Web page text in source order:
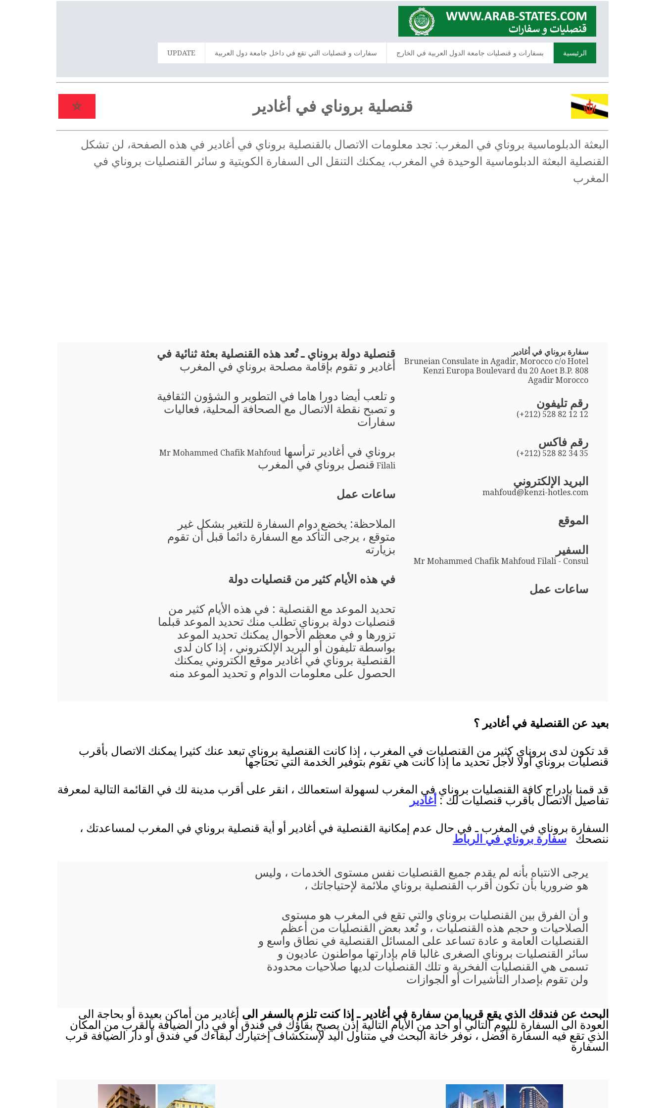
الرئيسية بسفارات و قنصليات جامعة الدول العربية في الخارج سفارات و قنصليات التي تقع في داخل جامعة دول العربية UPDATE
قنصلية بروناي في أغادير
البعثة الدبلوماسية بروناي في المغرب: تجد معلومات الاتصال بالقنصلية بروناي في أغادير في هذه الصفحة، لن تشكل
القنصلية البعثة الدبلوماسية الوحيدة في المغرب، يمكنك التنقل الى السفارة الكويتية و سائر القنصليات بروناي في
المغرب
سفارة بروناي في أغادير
Bruneian Consulate in Agadir, Morocco c/o Hotel
Kenzi Europa Boulevard du 20 Aoet B.P. 808
Agadir Morocco
رقم تليفون
(+212) 528 82 12 12
رقم فاكس
(+212) 528 82 34 35
البريد الإلكتروني
mahfoud@kenzi-hotles.com
الموقع
السفير
Mr Mohammed Chafik Mahfoud Filali - Consul
ساعات عمل
قنصلية دولة بروناي ـ تُعد هذه القنصلية بعثة ثنائية في
أغادير و تقوم بإقامة مصلحة بروناي في المغرب
و تلعب أيضا دورا هاما في التطوير و الشؤون الثقافية
و تصبح نقطة الاتصال مع الصحافة المحلية، فعاليات
سفارات
بروناي في أغادير ترأسها Mr Mohammed Chafik Mahfoud
Filali قنصل بروناي في المغرب
ساعات عمل
الملاحظة: يخضع دوام السفارة للتغير بشكل غير
متوقع ، يرجى التأكد مع السفارة دائما قبل أن تقوم
بزيارته
في هذه الأيام كثير من قنصليات دولة
تحديد الموعد مع القنصلية : في هذه الأيام كثير من
قنصليات دولة بروناي تطلب منك تحديد الموعد قبلما
تزورها و في معظم الأحوال يمكنك تحديد الموعد
بواسطة تليفون أو البريد الإلكتروني ، إذا كان لدى
القنصلية بروناي في أغادير موقع الكتروني يمكنك
الحصول على معلومات الدوام و تحديد الموعد منه
بعيد عن القنصلية في أغادير ؟
قد تكون لدى بروناي كثير من القنصليات في المغرب ، إذا كانت القنصلية بروناي تبعد عنك كثيرا يمكنك الاتصال بأقرب
قنصليات بروناي أولا لأجل تحديد ما إذا كانت هي تقوم بتوفير الخدمة التي تحتاجها
قد قمنا بإدراج كافة القنصليات بروناي في المغرب لسهولة استعمالك ، انقر على أقرب مدينة لك في القائمة التالية لمعرفة
تفاصيل الاتصال بأقرب قنصليات لك : أغادير
السفارة بروناي في المغرب ـ في حال عدم إمكانية القنصلية في أغادير أو أية قنصلية بروناي في المغرب لمساعدتك ،
ننصحكسفارة بروناي في الرباط
يرجى الانتباه بأنه لم يقدم جميع القنصليات نفس مستوى الخدمات ، وليس
هو ضروريا بأن تكون أقرب القنصلية بروناي ملائمة لإحتياجاتك ،
و أن الفرق بين القنصليات بروناي والتي تقع في المغرب هو مستوى
الصلاحيات و حجم هذه القنصليات ، و تُعد بعض القنصليات من أعظم
القنصليات العامة و عادة تساعد على المسائل القنصلية في نطاق واسع و
سائر القنصليات بروناي الصغرى غالبا قام بإدارتها مواطنون عاديون و
تسمى هي القنصليات الفخرية و تلك القنصليات لديها صلاحيات محدودة
ولن تقوم بإصدار التأشيرات أو الجوازات
البحث عن فندقك الذي يقع قريبا من سفارة في أغادير ـ إذا كنت تلزم بالسفر الى أغادير من أماكن بعيدة أو بحاجة الى
العودة الى السفارة لليوم التالي أو احد من الأيام التالية إذن يصبح بقاؤك في فندق أو في دار الضيافة بالقرب من المكان
الذي تقع فيه السفارة أفضل ، نوفر خانة البحث في متناول اليد لإستكشاف إختيارك لبقاءك في فندق أو دار الضيافة قرب
السفارة